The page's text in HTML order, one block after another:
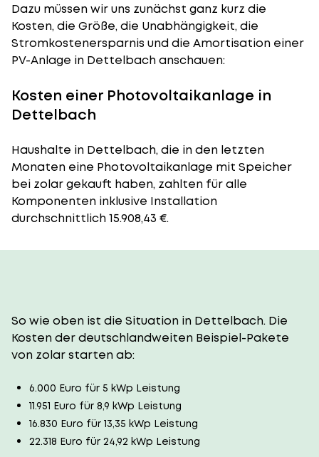
Dazu müssen wir uns zunächst ganz kurz die
Kosten, die Größe, die Unabhängigkeit, die
Stromkostenersparnis und die Amortisation einer
PV-Anlage in Dettelbach anschauen:
Kosten einer Photovoltaikanlage in
Dettelbach
Haushalte in Dettelbach, die in den letzten
Monaten eine Photovoltaikanlage mit Speicher
bei zolar gekauft haben, zahlten für alle
Komponenten inklusive Installation
durchschnittlich 15.908,43 €.
So wie oben ist die Situation in Dettelbach. Die
Kosten der deutschlandweiten Beispiel-Pakete
von zolar starten ab:
6.000 Euro für 5 kWp Leistung
11.951 Euro für 8,9 kWp Leistung
16.830 Euro für 13,35 kWp Leistung
22.318 Euro für 24,92 kWp Leistung